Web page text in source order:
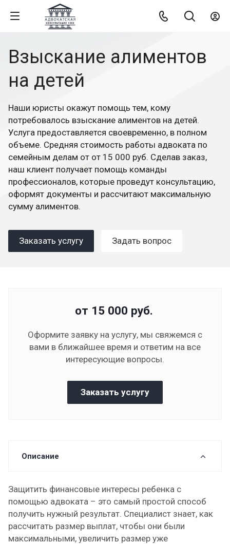
Взыскание алиментов
на детей
Наши юристы окажут помощь тем, кому
потребовалось взыскание алиментов на детей.
Услуга предоставляется своевременно, в полном
объеме. Средняя стоимость работы адвоката по
семейным делам от от 15 000 руб. Сделав заказ,
наш клиент получает помощь команды
профессионалов, которые проведут консультацию,
оформят документы и рассчитают максимальную
сумму алиментов.
Заказать услугу Задать вопрос
от 15 000 руб.
Оформите заявку на услугу, мы свяжемся с
вами в ближайшее время и ответим на все
интересующие вопросы.
Заказать услугу
Описание
Защитить финансовые интересы ребенка с
помощью адвоката – это самый простой способ
получить нужный результат. Специалист знает, как
рассчитать размер выплат, чтобы они были
максимальными, увеличить размер уже